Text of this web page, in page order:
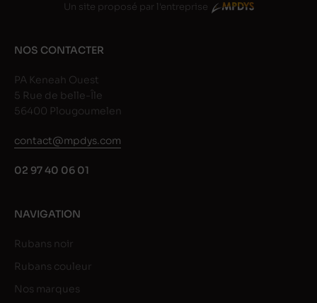
Un site proposé par l'entreprise
NOS CONTACTER
PA Keneah Ouest
5 Rue de belle-Île
56400 Plougoumelen
contact@mpdys.com
02 97 40 06 01
NAVIGATION
Rubans noir
Rubans couleur
Nos marques